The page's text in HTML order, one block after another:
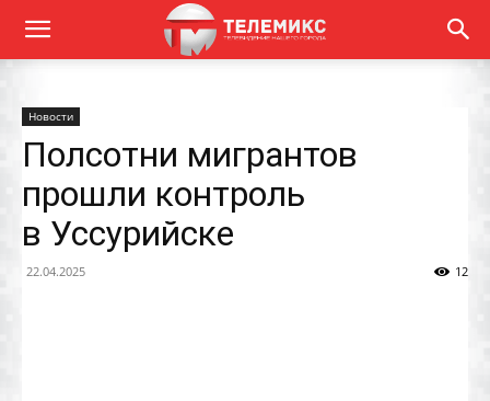
Новости
Полсотни мигрантов
прошли контроль
в Уссурийске
22.04.2025 12